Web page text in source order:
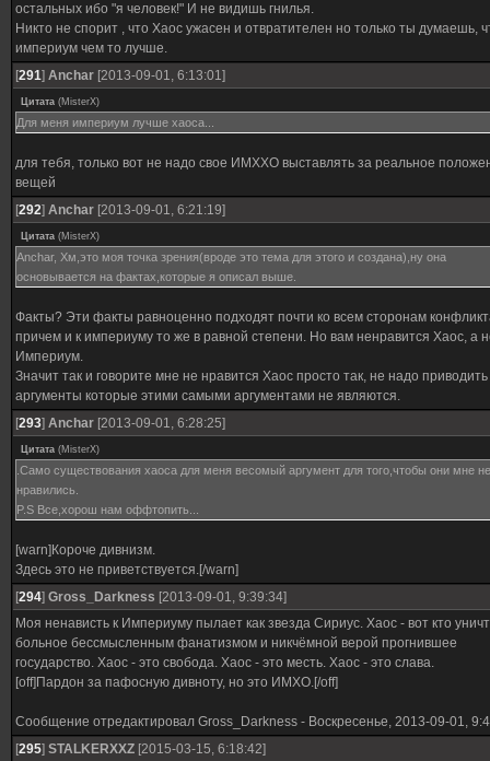
остальных ибо "я человек!" И не видишь гнилья.
Никто не спорит , что Хаос ужасен и отвратителен но только ты думаешь,
империум чем то лучше.
[291] Anchar [2013-09-01, 6:13:01]
Цитата (MisterX)
Для меня империум лучше хаоса...
для тебя, только вот не надо свое ИМХХО выставлять за реальное
вещей
[292] Anchar [2013-09-01, 6:21:19]
Цитата (MisterX)
Anchar, Хм,это моя точка зрения(вроде это тема для этого и создана),ну она
основывается на фактах,которые я описал выше.
Факты? Эти факты равноценно подходят почти ко всем сторонам
причем и к империуму то же в равной степени. Но вам ненравится Хаос, а
Империум.
Значит так и говорите мне не нравится Хаос просто так, не надо приводить
аргументы которые этими самыми аргументами не являются.
[293] Anchar [2013-09-01, 6:28:25]
Цитата (MisterX)
.Само существования хаоса для меня весомый аргумент для того,чтобы они мне не
нравились.
P.S Все,хорош нам оффтопить...
[warn]Короче дивнизм.
Здесь это не приветствуется.[/warn]
[294] Gross_Darkness [2013-09-01, 9:39:34]
Моя ненависть к Империуму пылает как звезда Сириус. Хаос - вот кто
больное бессмысленным фанатизмом и никчёмной верой прогнившее
государство. Хаос - это свобода. Хаос - это месть. Хаос - это слава.
[off]Пардон за пафосную дивноту, но это ИМХО.[/off]
Сообщение отредактировал Gross_Darkness - Воскресенье, 2013-09-01,
[295] STALKERXXZ [2015-03-15, 6:18:42]